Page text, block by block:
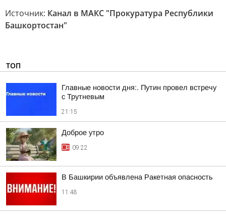
Источник: Канал в МАКС "Прокуратура Республики
Башкортостан"
ТОП
Главные новости дня:. Путин провел встречу
с Трутневым
21:15
Доброе утро
09:22
В Башкирии объявлена Ракетная опасность
11:48